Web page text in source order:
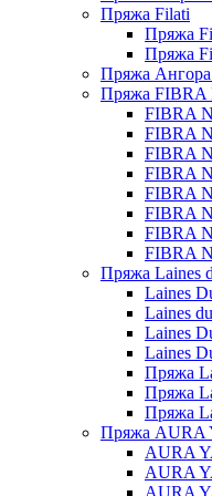
Пряжа Filati
Пряжа
Пряжа
Пряжа
Пряжа FIBRA
FIBRA
FIBRA
FIBRA
FIBRA
FIBRA
FIBRA
FIBRA
FIBRA
Пряжа Laines
Laines
Laines
Laines
Laines
Пряжа
Пряжа
Пряжа
Пряжа AURA
AURA
AURA
AURA